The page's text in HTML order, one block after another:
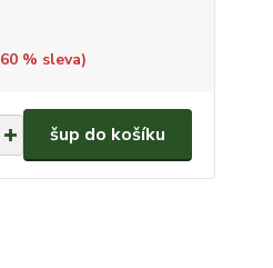
60% sleva)
šup do košíku